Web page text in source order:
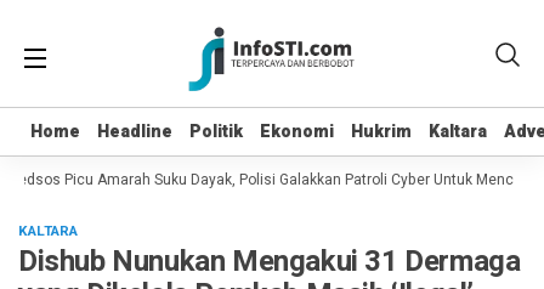
Home Headline Politik Ekonomi Hukrim Kaltara
Home Headline Politik Ekonomi Hukrim Kaltara
Picu Amarah Suku Dayak, Polisi Galakkan Patroli Cyber Untuk Mencari
KALTARA
Dishub Nunukan Mengakui 31 Dermaga